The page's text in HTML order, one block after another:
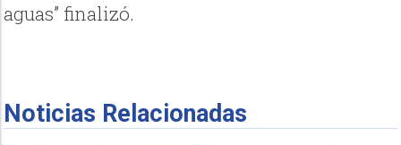
aguas” finalizó.
Noticias Relacionadas